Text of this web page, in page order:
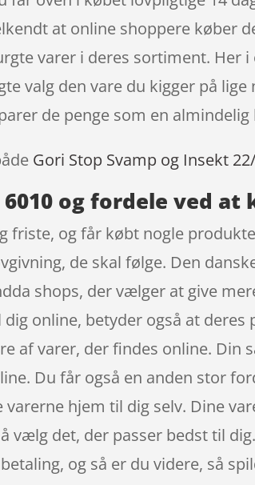
at online shoppere køber
varer i deres sortiment.
valg den vare du kigger på
de penge som en
Gori Stop Svamp og Insekt
og fordele ved at
friste, og får købt nogle
de skal følge. Den
shops, der vælger at give
online, betyder også at
af varer, der findes online. Din
Du får også en anden stor
varerne hjem til dig selv. Dine
vælg det, der passer bedst til
og så er du videre, så